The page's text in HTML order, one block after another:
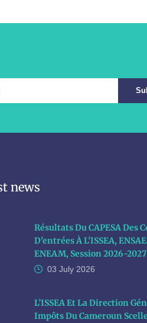
news
Résultats Du CAPESA Des
D'entrées À L'ISSEA,
ENEAM, Session 2026-2027
03 July 2026
L’ISSEA Et La Direction
Impôts Du Cameroun